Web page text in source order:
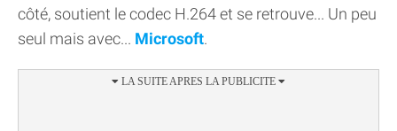
côté, soutient le codec H.264 et se retrouve... Un peu
seul mais avec... Microsoft.